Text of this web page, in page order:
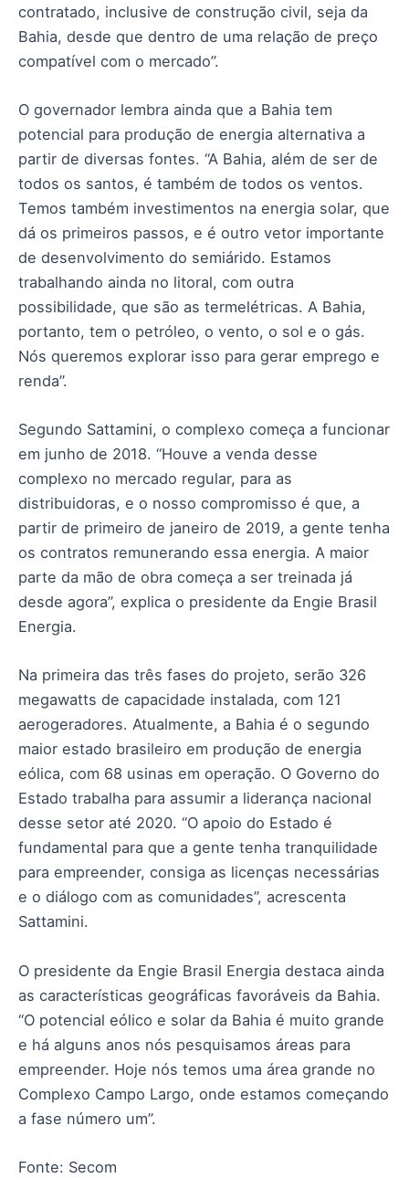
contratado, inclusive de construção civil, seja da
Bahia, desde que dentro de uma relação de preço
compatível com o mercado”.
O governador lembra ainda que a Bahia tem
potencial para produção de energia alternativa a
partir de diversas fontes. “A Bahia, além de ser de
todos os santos, é também de todos os ventos.
Temos também investimentos na energia solar, que
dá os primeiros passos, e é outro vetor importante
de desenvolvimento do semiárido. Estamos
trabalhando ainda no litoral, com outra
possibilidade, que são as termelétricas. A Bahia,
portanto, tem o petróleo, o vento, o sol e o gás.
Nós queremos explorar isso para gerar emprego e
renda”.
Segundo Sattamini, o complexo começa a funcionar
em junho de 2018. “Houve a venda desse
complexo no mercado regular, para as
distribuidoras, e o nosso compromisso é que, a
partir de primeiro de janeiro de 2019, a gente tenha
os contratos remunerando essa energia. A maior
parte da mão de obra começa a ser treinada já
desde agora”, explica o presidente da Engie Brasil
Energia.
Na primeira das três fases do projeto, serão 326
megawatts de capacidade instalada, com 121
aerogeradores. Atualmente, a Bahia é o segundo
maior estado brasileiro em produção de energia
eólica, com 68 usinas em operação. O Governo do
Estado trabalha para assumir a liderança nacional
desse setor até 2020. “O apoio do Estado é
fundamental para que a gente tenha tranquilidade
para empreender, consiga as licenças necessárias
e o diálogo com as comunidades”, acrescenta
Sattamini.
O presidente da Engie Brasil Energia destaca ainda
as características geográficas favoráveis da Bahia.
“O potencial eólico e solar da Bahia é muito grande
e há alguns anos nós pesquisamos áreas para
empreender. Hoje nós temos uma área grande no
Complexo Campo Largo, onde estamos começando
a fase número um”.
Fonte: Secom